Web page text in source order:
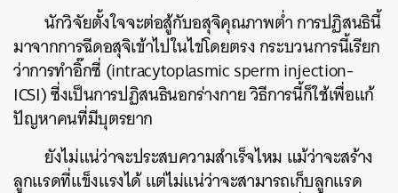
นักวิจัยตั้งใจจะต่อสู้กับอสุจิคุณภาพต่ำ การปฏิสนธินี้
มาจากการฉีดอสุจิเข้าไปในไข่โดยตรง กระบวนการนี้เรียก
ว่าการทำอิ๊กซี่ (intracytoplasmic sperm injection-
ICSI) ซี่งเป็นการปฏิสนธินอกร่างกาย วิธีการนี้ก็ใช้เพื่อแก้
ปัญหาคนที่มีบุตรยาก
ยังไม่แน่ว่าจะประสบความสำเร็จไหม แม้ว่าจะสร้าง
ลูกแรดที่แข็งแรงได้ แต่ไม่แน่ว่าจะสามารถเก็บลูกแรด